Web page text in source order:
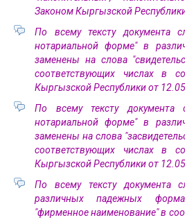
Законом Кыргызской
По всему тексту документа
нотариальной форме" в
заменены на слова
соответствующих числах в
Кыргызской Республики от
По всему тексту документа
нотариальной форме" в
заменены на слова
соответствующих числах в
Кыргызской Республики от
По всему тексту документа
различных падежных
"фирменное наименование" в